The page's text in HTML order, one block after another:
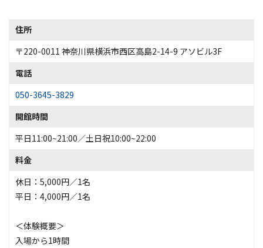
住所
〒220-0011 神奈川県横浜市西区高島2-14-9 アソビル3F
電話
050-3645-3829
開館時間
平日11:00~21:00／土日祝10:00~22:00
料金
休日：5,000円／1名
平日：4,000円／1名
＜体験概要＞
入場から1時間